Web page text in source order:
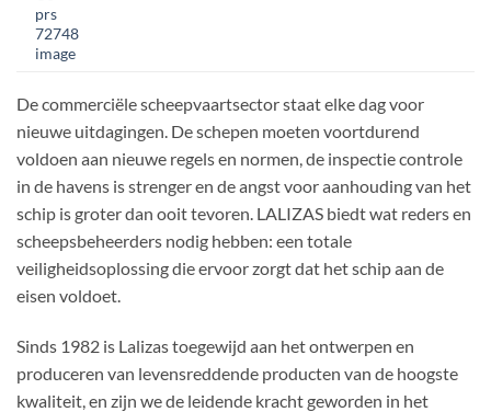
De commerciële scheepvaartsector staat elke dag voor
nieuwe uitdagingen. De schepen moeten voortdurend
voldoen aan nieuwe regels en normen, de inspectie controle
in de havens is strenger en de angst voor aanhouding van het
schip is groter dan ooit tevoren. LALIZAS biedt wat reders en
scheepsbeheerders nodig hebben: een totale
veiligheidsoplossing die ervoor zorgt dat het schip aan de
eisen voldoet.
Sinds 1982 is Lalizas toegewijd aan het ontwerpen en
produceren van levensreddende producten van de hoogste
kwaliteit, en zijn we de leidende kracht geworden in het